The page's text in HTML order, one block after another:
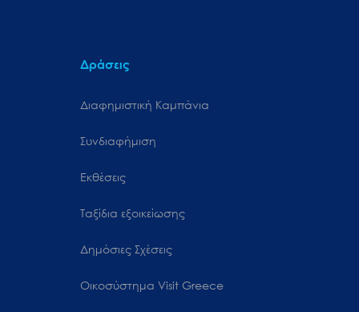
Δράσεις
Διαφημιστική Καμπάνια
Συνδιαφήμιση
Εκθέσεις
Ταξίδια εξοικείωσης
Δημόσιες Σχέσεις
Oικοσύστημα Visit Greece